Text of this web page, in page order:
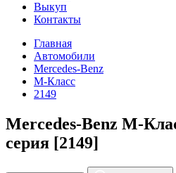
Выкуп
Контакты
Главная
Автомобили
Mercedes-Benz
M-Класс
2149
Mercedes-Benz M-
серия [2149]